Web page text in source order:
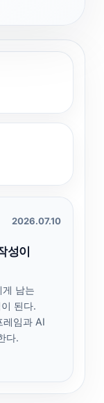
2026.07.10
성이
남는
된다.
임과 AI
다.